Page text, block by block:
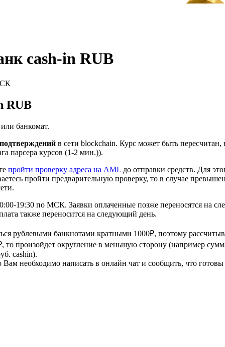
cash-in RUB
RUB
банкомат.
в сети blockchain. Курс может быть
парсера курсов (1-2 мин.)).
пройти проверку адреса на AML до отправки средств. Для
пройти предварительную проверку, то в случае
19:30 по МСК. Заявки оплаченные позже переносятся на
также переносится на следующий день.
рублевыми банкнотами кратными 1000₽, поэтому
произойдет округление в меньшую сторону (например
cashin).
необходимо написать в онлайн чат и сообщить, что